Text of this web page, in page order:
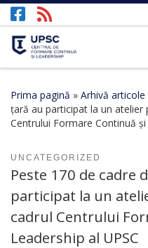
Afișează întregul conținut
Prima pagină » Arhivă articole
țară au participat la un atelier
Centrului Formare Continuă și
UNCATEGORIZED
Peste 170 de cadre
participat la un
cadrul Centrului
Leadership al UPSC